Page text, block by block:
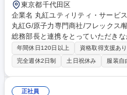
東京都千代田区
企業名 丸紅ユティリティ・サービス株式会社 求人名 【
丸紅G/原子力専門商社/フレックス/幅広
総務部長と連携をとっていただき
テム/法務/コンプライアンス等）全
務を割り振りながら管理部門におけ
務関連：勤怠管理、給与関連、福
あり ■総務関連：出張・交際費管
ム関連：通信システム、基幹シス
年間休日120日以上 資格取得支援あり
完全週休2日制
土日祝休み 服装自
正社員